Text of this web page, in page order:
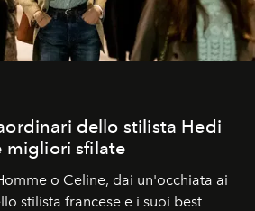
dello stilista Hedi
migliori sfilate
o Celine, dai un'occhiata ai
stilista francese e i suoi best